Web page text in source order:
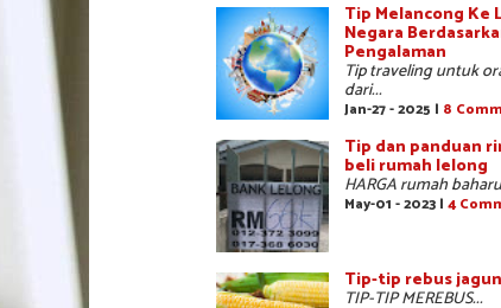
Tip Melancong Ke
Negara
Pengalaman
Tip traveling untuk
dari...
Jan-27 - 2025 | 8
Tip dan panduan
beli rumah lelong
HARGA rumah
May-01 - 2023 | 4
Tip-tip rebus
TIP-TIP MEREBUS...